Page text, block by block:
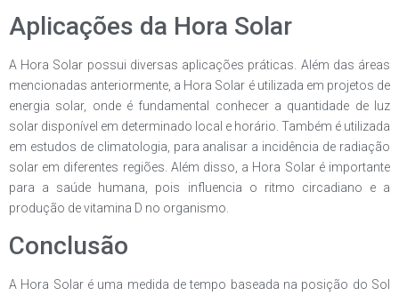
Aplicações da Hora Solar
A Hora Solar possui diversas aplicações práticas. Além das áreas
mencionadas anteriormente, a Hora Solar é utilizada em projetos de
energia solar, onde é fundamental conhecer a quantidade de luz
solar disponível em determinado local e horário. Também é utilizada
em estudos de climatologia, para analisar a incidência de radiação
solar em diferentes regiões. Além disso, a Hora Solar é importante
para a saúde humana, pois influencia o ritmo circadiano e a
produção de vitamina D no organismo.
Conclusão
A Hora Solar é uma medida de tempo baseada na posição do Sol